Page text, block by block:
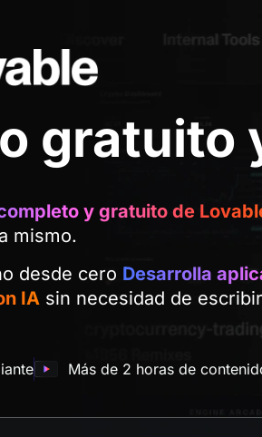
gratuito
y gratuito de
mismo.
desde cero Desarrolla
IA sin necesidad de
Más de 2 horas de